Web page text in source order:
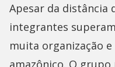
Apesar da distância
integrantes
muita organização
amazônico. O